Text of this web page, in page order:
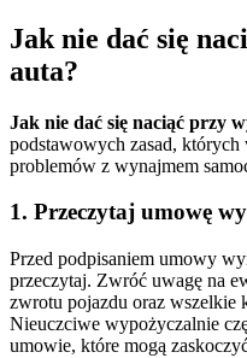
Jak nie dać się
auta?
Jak nie dać się naciąć przy
podstawowych zasad, których
problemów z wynajmem
1. Przeczytaj umowę
Przed podpisaniem umowy
przeczytaj. Zwróć uwagę na
zwrotu pojazdu oraz wszelkie
Nieuczciwe wypożyczalnie
umowie, które mogą